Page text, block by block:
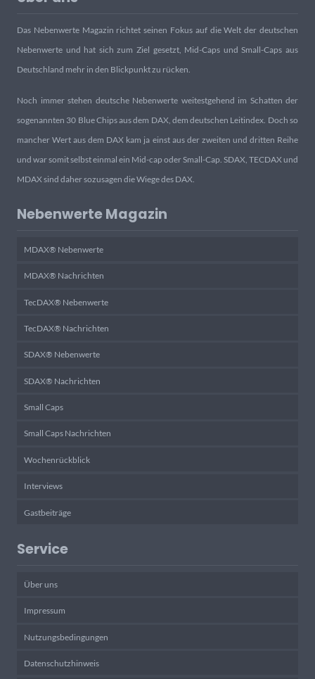
Das Nebenwerte Magazin richtet seinen Fokus auf die Welt der deutschen
Nebenwerte und hat sich zum Ziel gesetzt, Mid-Caps und Small-Caps aus
Deutschland mehr in den Blickpunkt zu rücken.
Noch immer stehen deutsche Nebenwerte weitestgehend im Schatten der
sogenannten 30 Blue Chips aus dem DAX, dem deutschen Leitindex. Doch so
mancher Wert aus dem DAX kam ja einst aus der zweiten und dritten Reihe
und war somit selbst einmal ein Mid-cap oder Small-Cap. SDAX, TECDAX und
MDAX sind daher sozusagen die Wiege des DAX.
Nebenwerte Magazin
MDAX® Nebenwerte
MDAX® Nachrichten
TecDAX® Nebenwerte
TecDAX® Nachrichten
SDAX® Nebenwerte
SDAX® Nachrichten
Small Caps
Small Caps Nachrichten
Wochenrückblick
Interviews
Gastbeiträge
Service
Über uns
Impressum
Nutzungsbedingungen
Datenschutzhinweis